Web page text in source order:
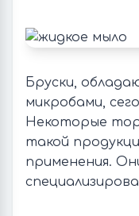
Бруски,
микробами,
Некоторые
такой
применения.